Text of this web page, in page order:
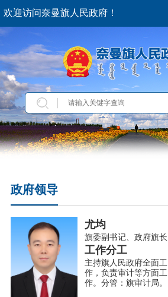
欢迎访问奈曼旗人民政府！
政府领导
尤均
旗委副书记、政府旗长
工作分工
主持旗人民政府全面工
作，负责审计等方面工
作。分管：旗审计局。